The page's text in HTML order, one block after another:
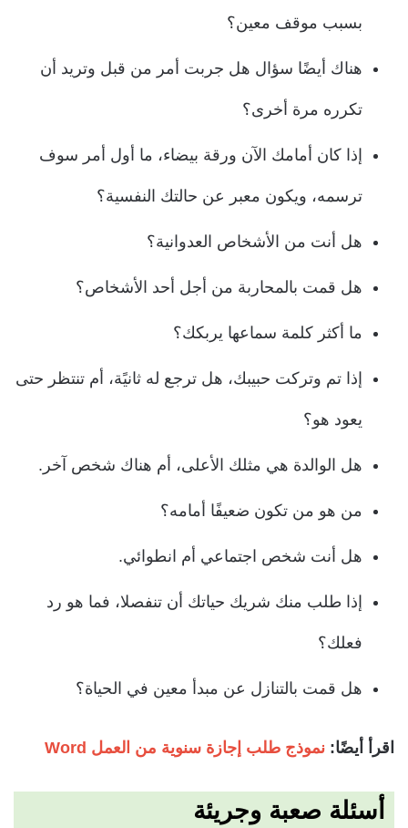
بسبب موقف معين؟
هناك أيضًا سؤال هل جربت أمر من قبل وتريد أن
تكرره مرة أخرى؟
إذا كان أمامك الآن ورقة بيضاء، ما أول أمر سوف
ترسمه، ويكون معبر عن حالتك النفسية؟
هل أنت من الأشخاص العدوانية؟
هل قمت بالمحاربة من أجل أحد الأشخاص؟
ما أكثر كلمة سماعها يربكك؟
إذا تم وتركت حبيبك، هل ترجع له ثانيًة، أم تنتظر حتى
يعود هو؟
هل الوالدة هي مثلك الأعلى، أم هناك شخص آخر.
من هو من تكون ضعيفًا أمامه؟
هل أنت شخص اجتماعي أم انطوائي.
إذا طلب منك شريك حياتك أن تنفصلا، فما هو رد
فعلك؟
هل قمت بالتنازل عن مبدأ معين في الحياة؟
اقرأ أيضًا: نموذج طلب إجازة سنوية من العمل Word
أسئلة صعبة وجريئة